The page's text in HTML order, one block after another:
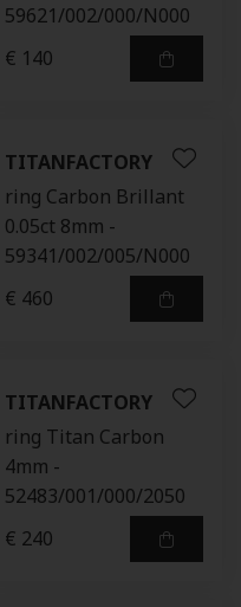
59621/002/000/N000
€ 140
TITANFACTORY
ring Carbon Brillant
0.05ct 8mm -
59341/002/005/N000
€ 460
TITANFACTORY
ring Titan Carbon
4mm -
52483/001/000/2050
€ 240